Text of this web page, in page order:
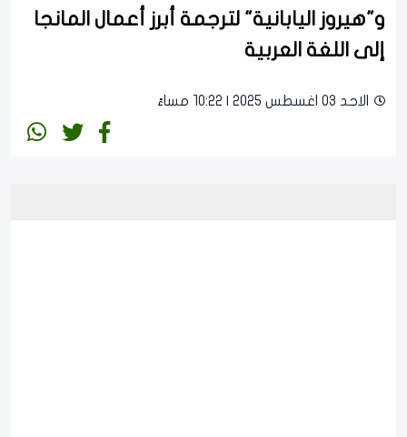
و"هيروز اليابانية" لترجمة أبرز أعمال المانجا
إلى اللغة العربية
الاحد 03 اغسطس 2025 | 10:22 مساءً